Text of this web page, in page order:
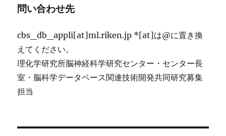
問い合わせ先
cbs_db_appli[at]ml.riken.jp *[at]は@に置き換
えてください。
理化学研究所脳神経科学研究センター・センター長
室・脳科学データベース関連技術開発共同研究募集
担当